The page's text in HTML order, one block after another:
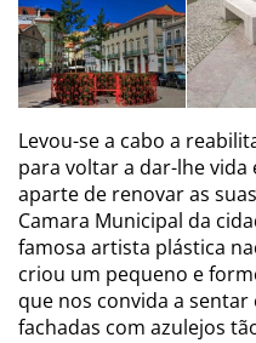
Levou-se a cabo a
para voltar a dar-lhe
aparte de renovar as
Camara Municipal da
famosa artista plástica
criou um pequeno e
que nos convida a
fachadas com azulejos